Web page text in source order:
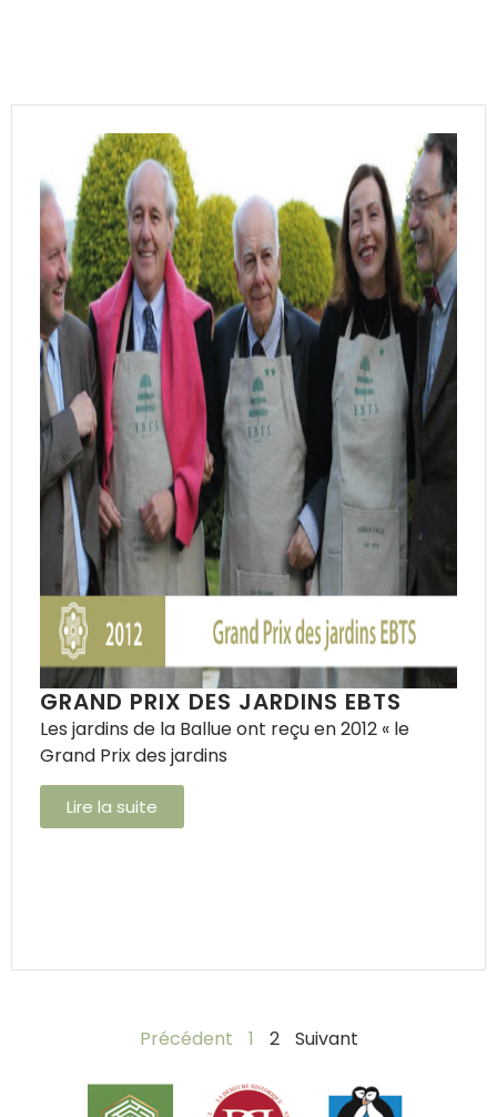
GRAND PRIX DES JARDINS EBTS
Les jardins de la Ballue ont reçu en 2012 « le
Grand Prix des jardins
Lire la suite
Précédent 1 2 Suivant